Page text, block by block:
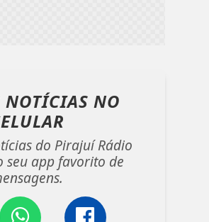
NOTÍCIASNO
do Pirajuí Rádio
seu app favorito de